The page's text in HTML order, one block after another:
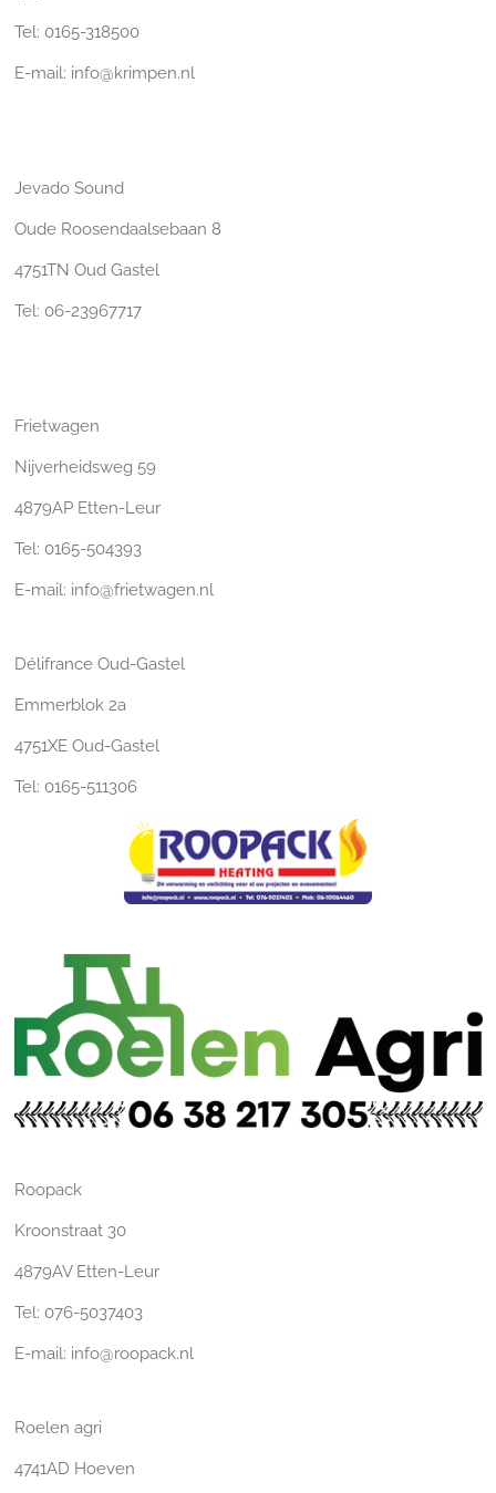
Tel: 0165-318500
E-mail: info@krimpen.nl
Jevado Sound
Oude Roosendaalsebaan 8
4751TN Oud Gastel
Tel: 06-23967717
Frietwagen
Nijverheidsweg 59
4879AP Etten-Leur
Tel: 0165-504393
E-mail: info@frietwagen.nl
Délifrance Oud-Gastel
Emmerblok 2a
4751XE Oud-Gastel
Tel: 0165-511306
Roopack
Kroonstraat 30
4879AV Etten-Leur
Tel: 076-5037403
E-mail: info@roopack.nl
Roelen agri
4741AD Hoeven